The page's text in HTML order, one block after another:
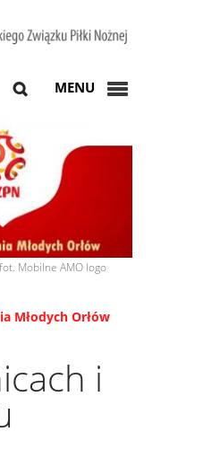
MENU
fot. Mobilne AMO logo
Młodych Orłów
i